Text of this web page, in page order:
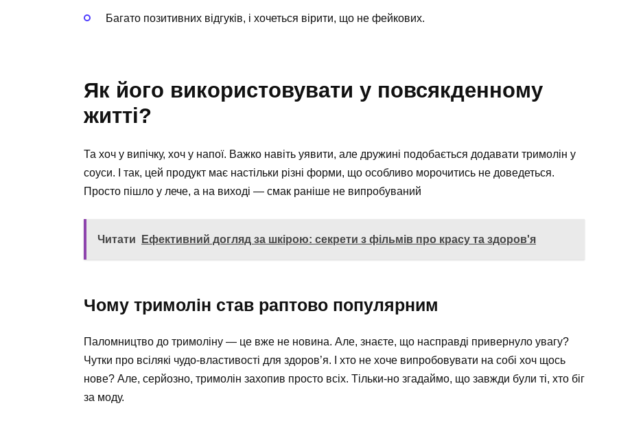
Багато позитивних відгуків, і хочеться вірити, що не фейкових.
Як його використовувати у повсякденному
житті?
Та хоч у випічку, хоч у напої. Важко навіть уявити, але дружині подобається додавати тримолін у
соуси. І так, цей продукт має настільки різні форми, що особливо морочитись не доведеться.
Просто пішло у лече, а на виході — смак раніше не випробуваний
Читати Ефективний догляд за шкірою: секрети з фільмів про красу та здоров'я
Чому тримолін став раптово популярним
Паломництво до тримоліну — це вже не новина. Але, знаєте, що насправді привернуло увагу?
Чутки про всілякі чудо-властивості для здоров’я. І хто не хоче випробовувати на собі хоч щось
нове? Але, серйозно, тримолін захопив просто всіх. Тільки-но згадаймо, що завжди були ті, хто біг
за моду.